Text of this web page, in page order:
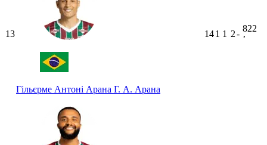
13
Гільєрме Антоні Арана Г. А. Арана
141 1 2-
822
ʼ